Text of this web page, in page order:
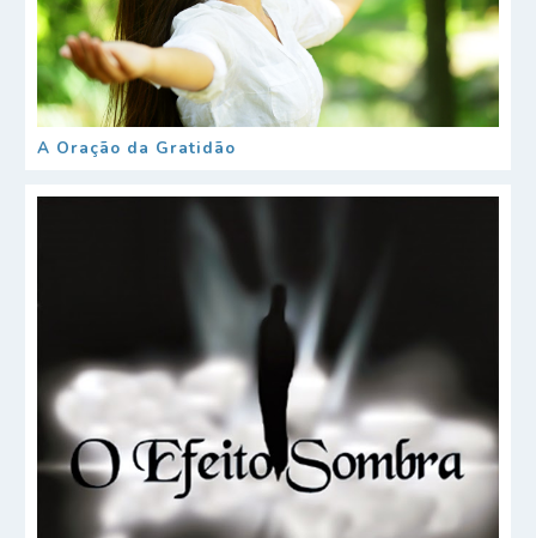
A Oração da Gratidão